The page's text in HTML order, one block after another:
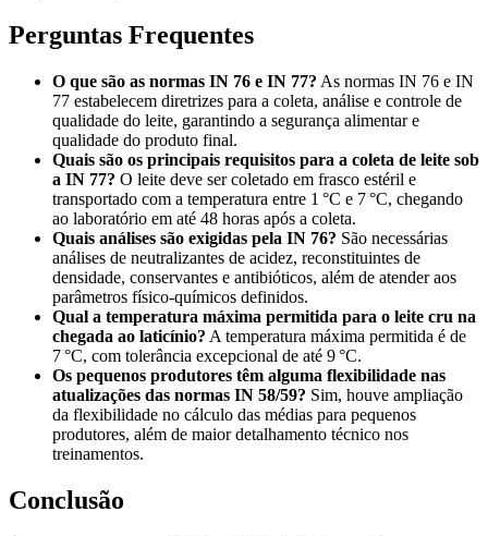
Perguntas Frequentes
O que são as normas IN 76 e IN 77? As normas IN 76 e IN
77 estabelecem diretrizes para a coleta, análise e controle de
qualidade do leite, garantindo a segurança alimentar e
qualidade do produto final.
Quais são os principais requisitos para a coleta de leite sob
a IN 77? O leite deve ser coletado em frasco estéril e
transportado com a temperatura entre 1 °C e 7 °C, chegando
ao laboratório em até 48 horas após a coleta.
Quais análises são exigidas pela IN 76? São necessárias
análises de neutralizantes de acidez, reconstituintes de
densidade, conservantes e antibióticos, além de atender aos
parâmetros físico-químicos definidos.
Qual a temperatura máxima permitida para o leite cru na
chegada ao laticínio? A temperatura máxima permitida é de
7 °C, com tolerância excepcional de até 9 °C.
Os pequenos produtores têm alguma flexibilidade nas
atualizações das normas IN 58/59? Sim, houve ampliação
da flexibilidade no cálculo das médias para pequenos
produtores, além de maior detalhamento técnico nos
treinamentos.
Conclusão